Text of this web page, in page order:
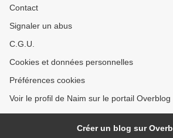
Contact
Signaler un abus
C.G.U.
Cookies et données personnelles
Préférences cookies
Voir le profil de Naim sur le portail Overblog
Créer un blog sur